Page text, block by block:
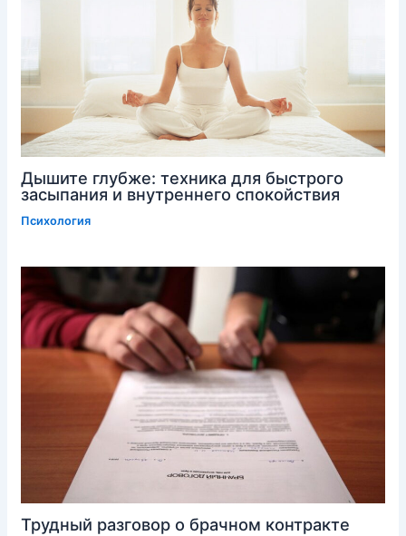
Дышите глубже: техника для быстрого
засыпания и внутреннего спокойствия
Психология
Трудный разговор о брачном контракте